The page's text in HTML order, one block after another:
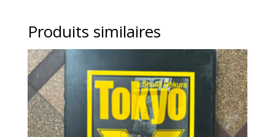
Produits similaires